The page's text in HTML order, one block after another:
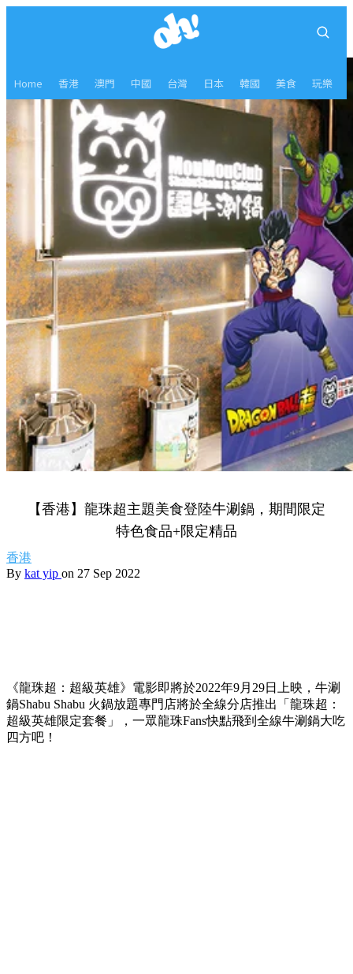
Home 香港 澳門 中國 台灣 日本 韓國 美食 玩樂
【香港】龍珠超主題美食登陸牛涮鍋，期間限定
特色食品+限定精品
香港
By kat yip on 27 Sep 2022
《龍珠超：超級英雄》電影即將於2022年9月 29日上映，牛涮
鍋Shabu Shabu 火鍋放題專門店將於全線分店推出「龍珠超：
超級英雄限定套餐」，一眾龍珠Fans快點飛到全線牛涮鍋大吃
四方吧！